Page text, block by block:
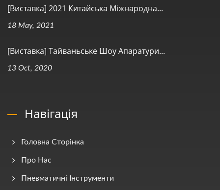
[Виставка] 2021 Китайська Міжнародна...
18 May, 2021
[Виставка] Тайваньське Шоу Апаратури...
13 Oct, 2020
Навігація
Головна Сторінка
Про Нас
Пневматичні Інструменти